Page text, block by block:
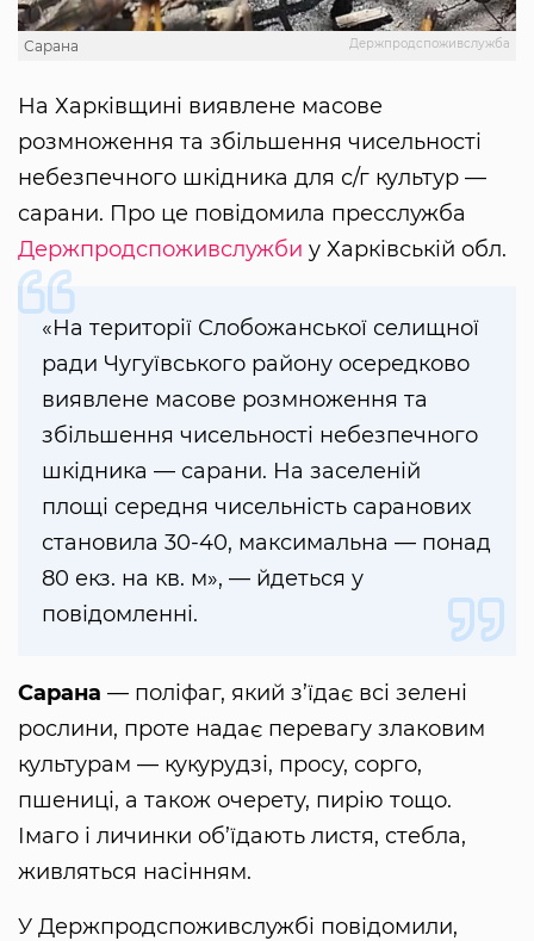
Держпродспоживслужба
Сарана
На Харківщині виявлене масове
розмноження та збільшення чисельності
небезпечного шкідника для с/г культур —
сарани. Про це повідомила пресслужба
Держпродспоживслужби у Харківській обл.
«На території Слобожанської селищної
ради Чугуївського району осередково
виявлене масове розмноження та
збільшення чисельності небезпечного
шкідника — сарани. На заселеній
площі середня чисельність саранових
становила 30-40, максимальна — понад
80 екз. на кв. м», — йдеться у
повідомленні.
Сарана — поліфаг, який з’їдає всі зелені
рослини, проте надає перевагу злаковим
культурам — кукурудзі, просу, сорго,
пшениці, а також очерету, пирію тощо.
Імаго і личинки об’їдають листя, стебла,
живляться насінням.
У Держпродспоживслужбі повідомили,